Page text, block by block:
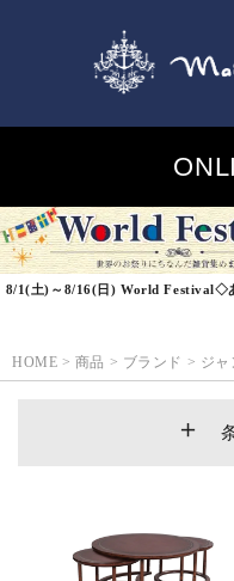
8/1(土)～8/16(日) World Festival◇
HOME > 商品 > ブランド > ジャ